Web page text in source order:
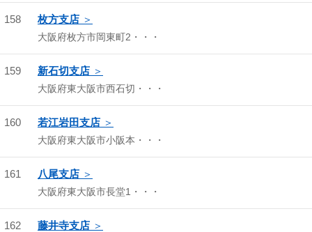
158 枚方支店
大阪府枚方市岡東町2・・・
159 新石切支店
大阪府東大阪市西石切・・・
160 若江岩田支店
大阪府東大阪市小阪本・・・
161 八尾支店
大阪府東大阪市長堂1・・・
162 藤井寺支店